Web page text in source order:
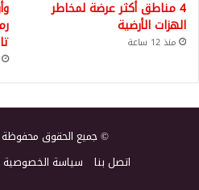
4 مناطق أكثر عرضة لمخاطر
الهزات الأرضية
منذ 12 ساعة
© جميع الحقوق محفوظة
اتصل بنا سياسة الخصوصية